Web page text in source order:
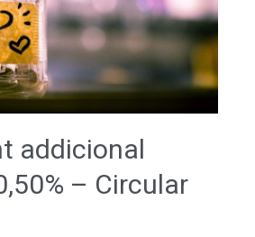
addicional
– Circular